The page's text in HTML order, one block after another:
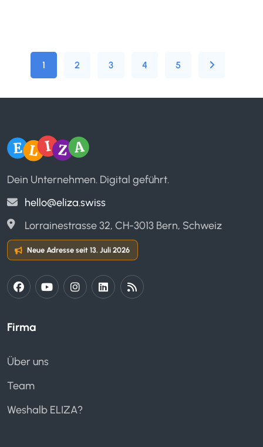
1 2 3 4 5
Firma
Über uns
Team
Weshalb ELIZA?
Dein Unternehmen. Digital geführt.
hello@eliza.swiss
Lorrainestrasse 32, CH-3013 Bern, Schweiz
Neue Adresse seit 13. Juli 2026